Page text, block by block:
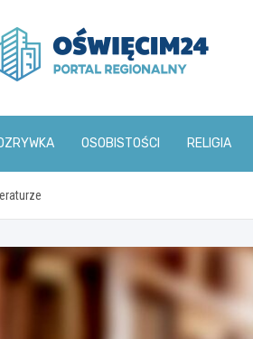
OSOBISTOŚCI RELIGIA